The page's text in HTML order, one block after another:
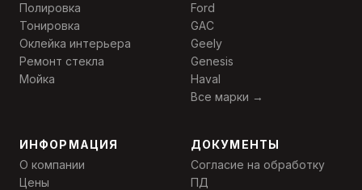
Полировка
Тонировка
Оклейка интерьера
Ремонт стекла
Мойка
Ford
GAC
Geely
Genesis
Haval
Все марки →
ИНФОРМАЦИЯ
О компании
Цены
ДОКУМЕНТЫ
Согласие на обработку
ПД